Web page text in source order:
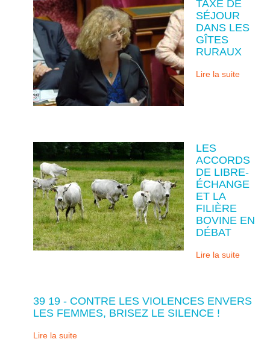
TAXE DE
SÉJOUR
DANS LES
GÎTES
RURAUX
Lire la suite
LES
ACCORDS
DE LIBRE-
ÉCHANGE
ET LA
FILIÈRE
BOVINE EN
DÉBAT
Lire la suite
39 19 - CONTRE LES VIOLENCES ENVERS
LES FEMMES, BRISEZ LE SILENCE !
Lire la suite